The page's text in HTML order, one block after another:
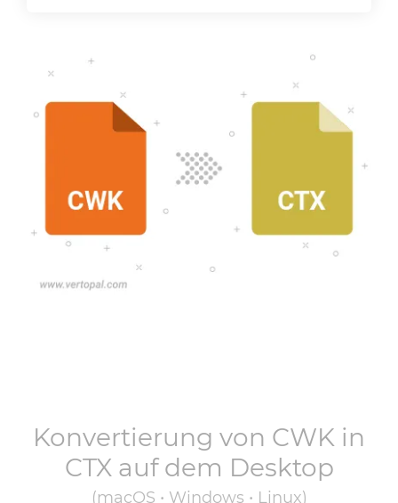
Konvertierung von CWK in
CTXauf dem Desktop
(macOS • Windows • Linux)